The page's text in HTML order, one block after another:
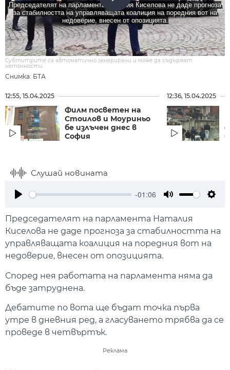
Председателят на парламента Наталия Киселова не даде прогноза
за стабилността на управляващата коалиция на поредния вот на
недоверие, внесен от опозицията.
Снимка: БТА
Субтитрите са автоматично генерирани и може да съдържат
неточности.
12:55, 15.04.2025
Филм посветен на
Стоилов и Моуриньо
бе излъчен днес в
София
12:36, 15.04.2025
Слушай новината
-01:06
Председателят на парламента Наталия
Киселова не даде прогноза за стабилността на
управляващата коалиция на поредния вот на
недоверие, внесен от опозицията.
Според нея работата на парламента няма да
бъде затруднена.
Дебатите по вота ще бъдат точка първа
утре в дневния ред, а гласуването трябва да се
проведе в четвъртък.
Реклама